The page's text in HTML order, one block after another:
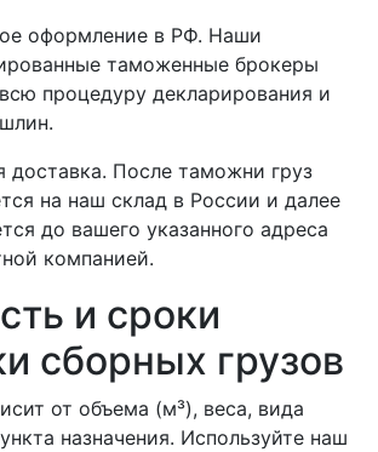
оформление в РФ. Наши
таможенные брокеры
процедуру декларирования и
доставка. После таможни груз
на наш склад в России и далее
до вашего указанного адреса
компанией.
и сроки
сборных грузов
от объема (м³), веса, вида
назначения. Используйте наш